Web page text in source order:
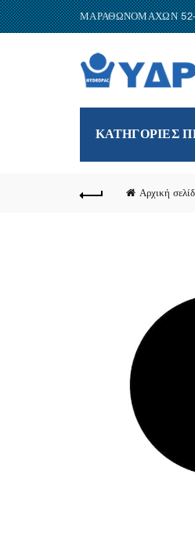
ΜΑΡΑΘΩΝΟΜΑΧΩΝ
ΚΑΤΗΓΟΡΙΕΣ
Αρχική